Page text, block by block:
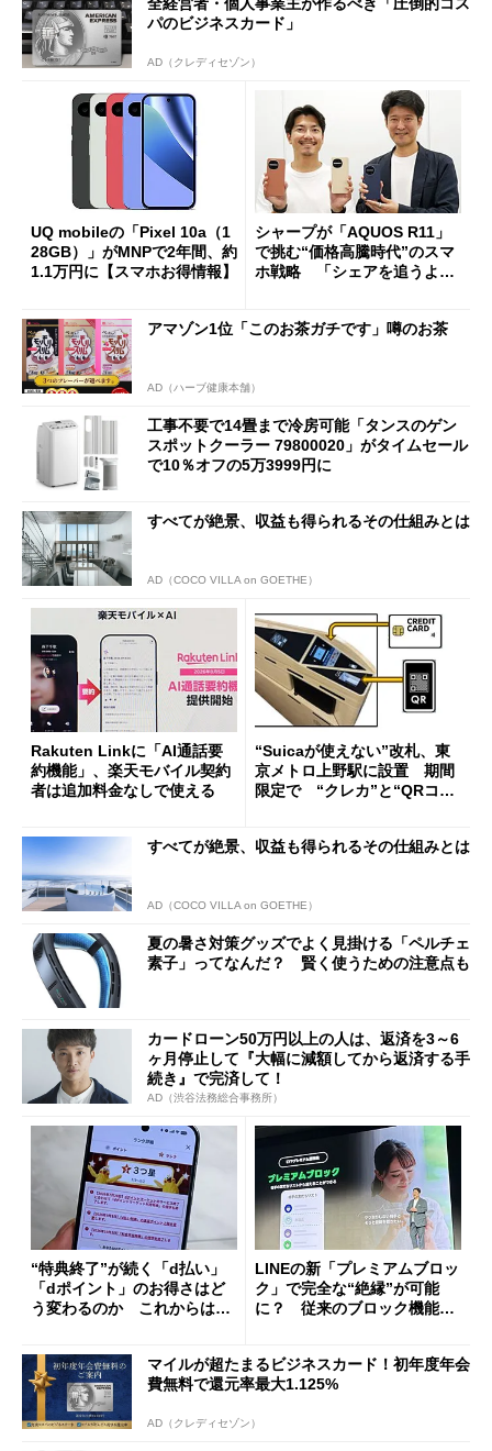
パのビジネスカード」
AD（クレディセゾン）
UQ mobileの「Pixel 10a（1
28GB）」がMNPで2年間、約
1.1万円に【スマホお得情報】
シャープが「AQUOS R11」
で挑む“価格高騰時代”のスマ
ホ戦略 「シェアを追うより
アマゾン1位「このお茶ガチです」噂のお茶
AD（ハーブ健康本舗）
工事不要で14畳まで冷房可能「タンスのゲン
スポットクーラー 79800020」がタイムセール
で10％オフの5万3999円に
すべてが絶景、収益も得られるその仕組みとは
AD（COCO VILLA on GOETHE）
Rakuten Linkに「AI通話要
約機能」、楽天モバイル契約
者は追加料金なしで使える
“Suicaが使えない”改札、東
京メトロ上野駅に設置 期間
限定で “クレカ”と“QRコー
すべてが絶景、収益も得られるその仕組みとは
AD（COCO VILLA on GOETHE）
夏の暑さ対策グッズでよく見掛ける「ペルチェ
素子」ってなんだ？ 賢く使うための注意点も
カードローン50万円以上の人は、返済を3～6
ヶ月停止して『大幅に減額してから返済する手
続き』で完済して！
AD（渋谷法務総合事務所）
“特典終了”が続く「d払い」
「dポイント」のお得さはど
う変わるのか これからは
LINEの新「プレミアムブロッ
ク」で完全な“絶縁”が可能
に？ 従来のブロック機能と
マイルが超たまるビジネスカード！初年度年会
費無料で還元率最大1.125%
AD（クレディセゾン）